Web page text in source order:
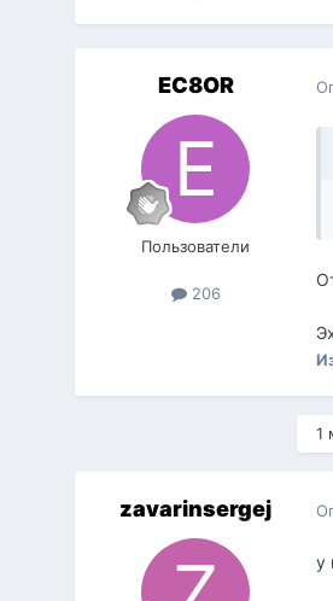
EC8OR
Пользователи
206
1
zavarinsergej
у